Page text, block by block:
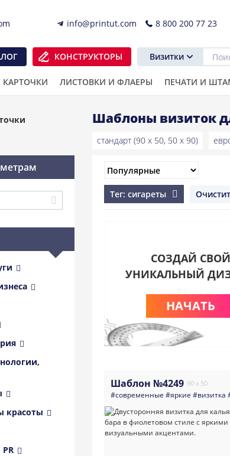
info@printut.com 8 800 200 77 23
КОНСТРУКТОРЫ Визитки
ЛИСТОВКИ И ФЛАЕРЫ ПЕЧАТИ И
Шаблоны визиток
стандарт (90 x 50, 50 x 90)
красоты
Тег: сигареты
СОЗДАЙ СВОЙ
УНИКАЛЬНЫЙ
НАЧАТЬ
Шаблон №4249 90 x 50
#современные #яркие #визитка